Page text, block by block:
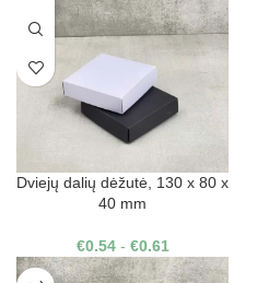
Dviejų dalių dėžutė, 130 x 80 x
40 mm
€0.54- €0.61